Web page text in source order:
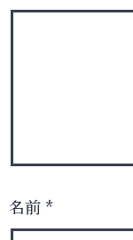
名前 *